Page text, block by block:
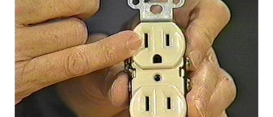
WN
BINJAI
WN
CIREBON
INDRAMAYU